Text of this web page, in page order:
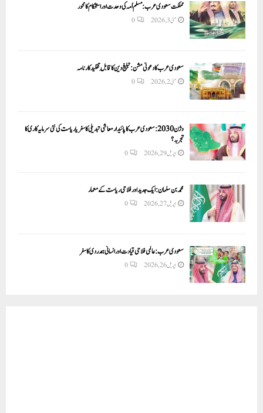
مملکت سعودی عرب: مسلم اُمہ کی وحدت اور استحکام کا محور
مئی 3, 2026 0
سعودی عرب کا دعوتی مشن: تبلیغ دین کا قابلِ تقلید کارنامہ
مئی 2, 2026 0
وژن 2030:سعودی عرب کا پائیدار معاشی تبدیلی کا سفر یا ریاست کی نئی سرمایہ کاری کا
تجربہ؟
اپریل 29, 2026 0
محمد بن سلمان: ایک جدید اور فلاحی ریاست کے معمار
اپریل 27, 2026 0
سعودی عرب: عالمی فلاحی قیادت اور انسانی ہمدردی کا سفر
اپریل 26, 2026 0